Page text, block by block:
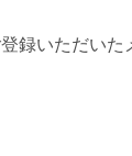
録いただいた